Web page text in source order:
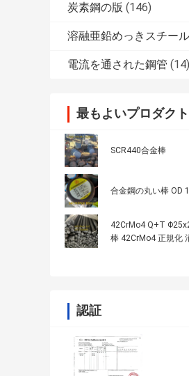
炭素鋼の版 (146)
溶融亜鉛めっきスチー
電流を通された鋼管 (14)
最もよいプロダクト
SCR440合金棒
合金鋼の丸い棒 OD
42CrMo4 Q+T
棒 42CrMo4 正規化
認証